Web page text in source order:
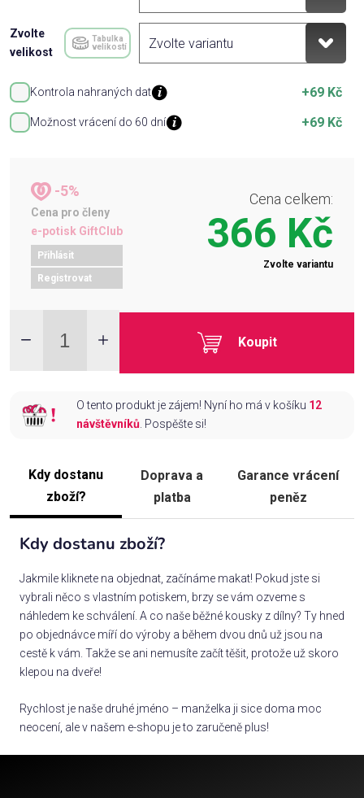
Zvolte
velikost
Tabulka
velikostí
Kontrola nahraných dat +69 Kč
Možnost vrácení do 60 dní +69 Kč
-5%
Cena pro členy
e-potisk GiftClub
Přihlásit
Registrovat
Cena celkem:
366 Kč
Zvolte variantu
Koupit
O tento produkt je zájem! Nyní ho má v košíku 12
návštěvníků. Pospěšte si!
Kdy dostanu
zboží?
Doprava a
platba
Garance vrácení
peněz
Kdy dostanu zboží?
Jakmile kliknete na objednat, začínáme makat! Pokud jste si
vybrali něco s vlastním potiskem, brzy se vám ozveme s
náhledem ke schválení. A co naše běžné kousky z dílny? Ty hned
po objednávce míří do výroby a během dvou dnů už jsou na
cestě k vám. Takže se ani nemusíte začít těšit, protože už skoro
klepou na dveře!
Rychlost je naše druhé jméno – manželka ji sice doma moc
neocení, ale v našem e-shopu je to zaručeně plus!